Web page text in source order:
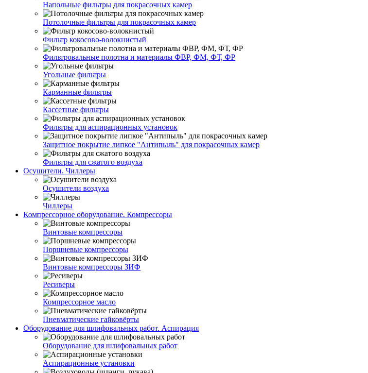
Напольные фильтры для покрасочных камер
Потолочные фильтры для покрасочных камер
Фильтр кокосово-волокнистый
Фильтровальные полотна и материалы ФВР, ФМ, ФТ, ФР
Угольные фильтры
Карманные фильтры
Кассетные фильтры
Фильтры для аспирационных установок
Защитное покрытие липкое "Антипыль" для покрасочных камер
Фильтры для сжатого воздуха
Осушители. Чиллеры
Осушители воздуха
Чиллеры
Компрессорное оборудование. Компрессоры
Винтовые компрессоры
Поршневые компрессоры
Винтовые компрессоры ЗИФ
Ресиверы
Компрессорное масло
Пневматические гайковёрты
Оборудование для шлифовальных работ. Аспирация
Оборудование для шлифовальных работ
Аспирационные установки